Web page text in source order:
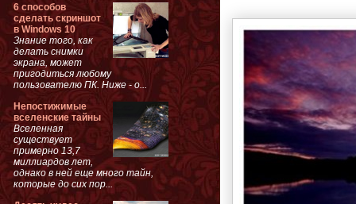
6 способов
сделать скриншот
в Windows 10
Знание того, как
делать снимки
экрана, может
пригодиться любому
пользователю ПК. Ниже - о...
Непостижимые
вселенские тайны
Вселенная
существует
примерно 13,7
миллиардов лет,
однако в ней еще много тайн,
которые до сих пор...